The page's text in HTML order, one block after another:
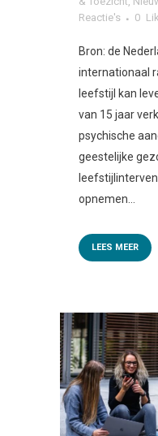
Reactie's
0
Bron: de
internationaal
leefstijl kan
van 15 jaar
psychische
geestelijke
opnemen...
LEES MEER